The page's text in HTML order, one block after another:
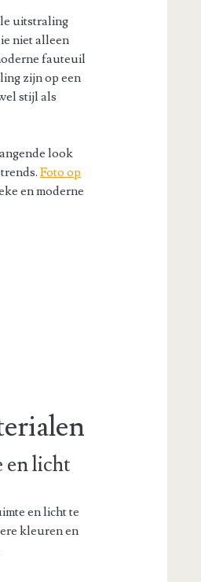
uitstraling
niet alleen
fauteuil
zijn op een
stijl als
look
Foto op
en moderne
en licht
en licht te
kleuren en